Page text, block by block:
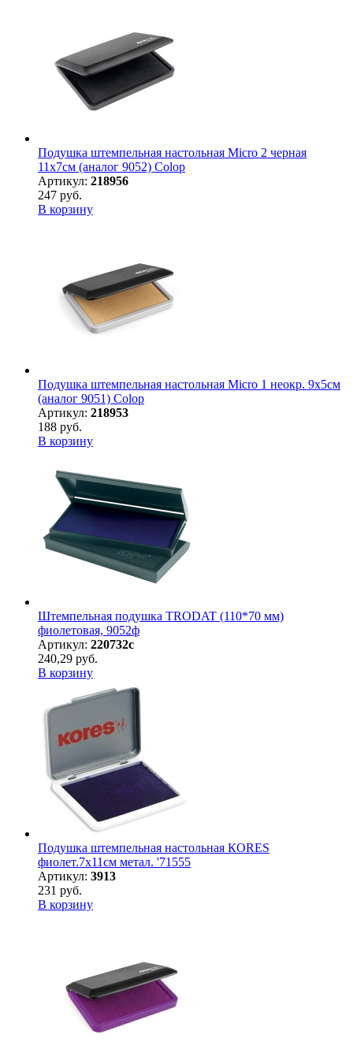
Подушка штемпельная настольная Micro 2 черная
11х7см (аналог 9052) Colop
Артикул: 218956
247 руб.
В корзину
Подушка штемпельная настольная Micro 1 неокр. 9х5см
(аналог 9051) Colop
Артикул: 218953
188 руб.
В корзину
Штемпельная подушка TRODAT (110*70 мм)
фиолетовая, 9052ф
Артикул: 220732с
240,29 руб.
В корзину
Подушка штемпельная настольная КORES
фиолет.7х11см метал. '71555
Артикул: 3913
231 руб.
В корзину